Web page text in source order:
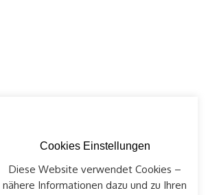
Cookies Einstellungen
Diese Website verwendet Cookies –
nähere Informationen dazu und zu Ihren